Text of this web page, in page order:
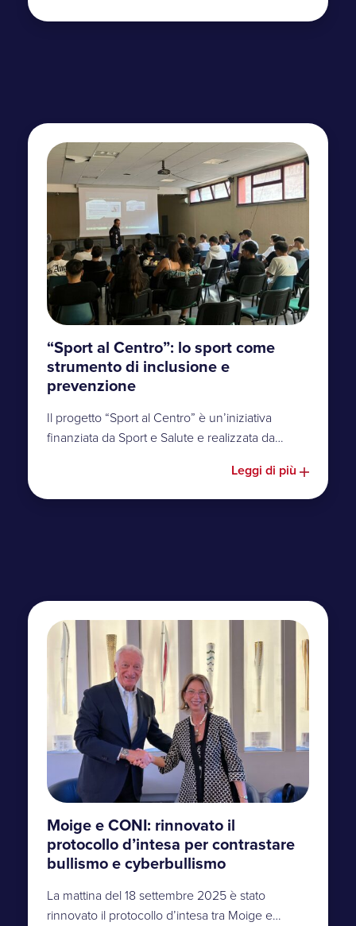
“Sport al Centro”: lo sport come
strumento di inclusione e
prevenzione
Il progetto “Sport al Centro” è un’iniziativa
finanziata da Sport e Salute e realizzata da…
Leggi di più
Moige e CONI: rinnovato il
protocollo d’intesa per contrastare
bullismo e cyberbullismo
La mattina del 18 settembre 2025 è stato
rinnovato il protocollo d’intesa tra Moige e…